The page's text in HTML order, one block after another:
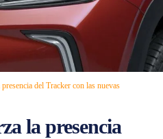
del Tracker con las nuevas
la presencia